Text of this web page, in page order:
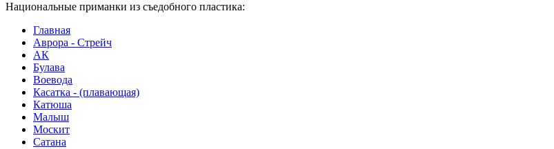
Национальные приманки из съедобного пластика:
Главная
Аврора - Стрейч
АК
Булава
Воевода
Касатка - (плавающая)
Катюша
Малыш
Москит
Сатана